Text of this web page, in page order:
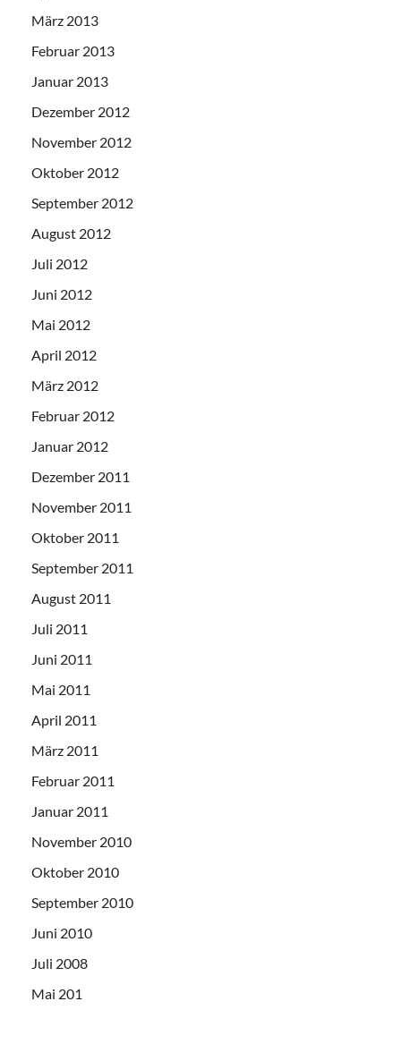
März 2013
Februar 2013
Januar 2013
Dezember 2012
November 2012
Oktober 2012
September 2012
August 2012
Juli 2012
Juni 2012
Mai 2012
April 2012
März 2012
Februar 2012
Januar 2012
Dezember 2011
November 2011
Oktober 2011
September 2011
August 2011
Juli 2011
Juni 2011
Mai 2011
April 2011
März 2011
Februar 2011
Januar 2011
November 2010
Oktober 2010
September 2010
Juni 2010
Juli 2008
Mai 201